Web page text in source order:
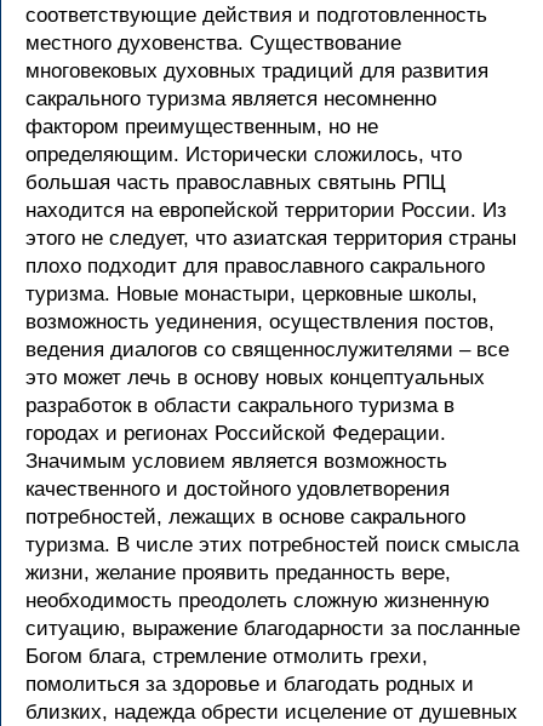
соответствующие действия и подготовленность
местного духовенства. Существование
многовековых духовных традиций для развития
сакрального туризма является несомненно
фактором преимущественным, но не
определяющим. Исторически сложилось, что
большая часть православных святынь РПЦ
находится на европейской территории России. Из
этого не следует, что азиатская территория страны
плохо подходит для православного сакрального
туризма. Новые монастыри, церковные школы,
возможность уединения, осуществления постов,
ведения диалогов со священнослужителями – все
это может лечь в основу новых концептуальных
разработок в области сакрального туризма в
городах и регионах Российской Федерации.
Значимым условием является возможность
качественного и достойного удовлетворения
потребностей, лежащих в основе сакрального
туризма. В числе этих потребностей поиск смысла
жизни, желание проявить преданность вере,
необходимость преодолеть сложную жизненную
ситуацию, выражение благодарности за посланные
Богом блага, стремление отмолить грехи,
помолиться за здоровье и благодать родных и
близких, надежда обрести исцеление от душевных